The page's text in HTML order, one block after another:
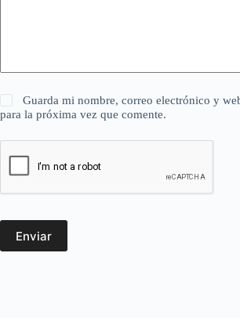
Guarda mi nombre, correo electrónico y
para la próxima vez que comente.
Enviar